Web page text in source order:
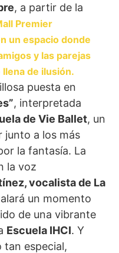
, a partir de la
Premier
un espacio donde
y las parejas
de ilusión.
puesta en
, interpretada
de Vie Ballet, un
junto a los más
la fantasía. La
la voz
vocalista de La
un momento
de una vibrante
Escuela IHCI. Y
tan especial,